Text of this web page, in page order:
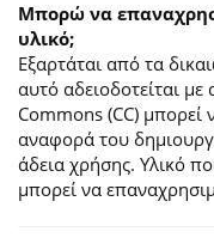
Mπορώ να
υλικό;
Εξαρτάται από τα
αυτό αδειοδοτείται
Commons (CC) μπορεί
αναφορά του
άδεια χρήσης. Υλικό
μπορεί να